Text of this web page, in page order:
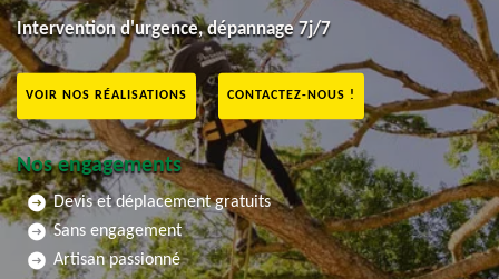
Intervention d'urgence, dépannage 7j/7
VOIR NOS RÉALISATIONS CONTACTEZ-NOUS !
Nos engagements
Devis et déplacement gratuits
Sans engagement
Artisan passionné